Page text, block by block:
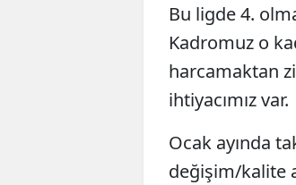
Bu ligde 4.
Kadromuz o
harcamaktan
ihtiyacımız var.
Ocak ayında
değişim/kalite